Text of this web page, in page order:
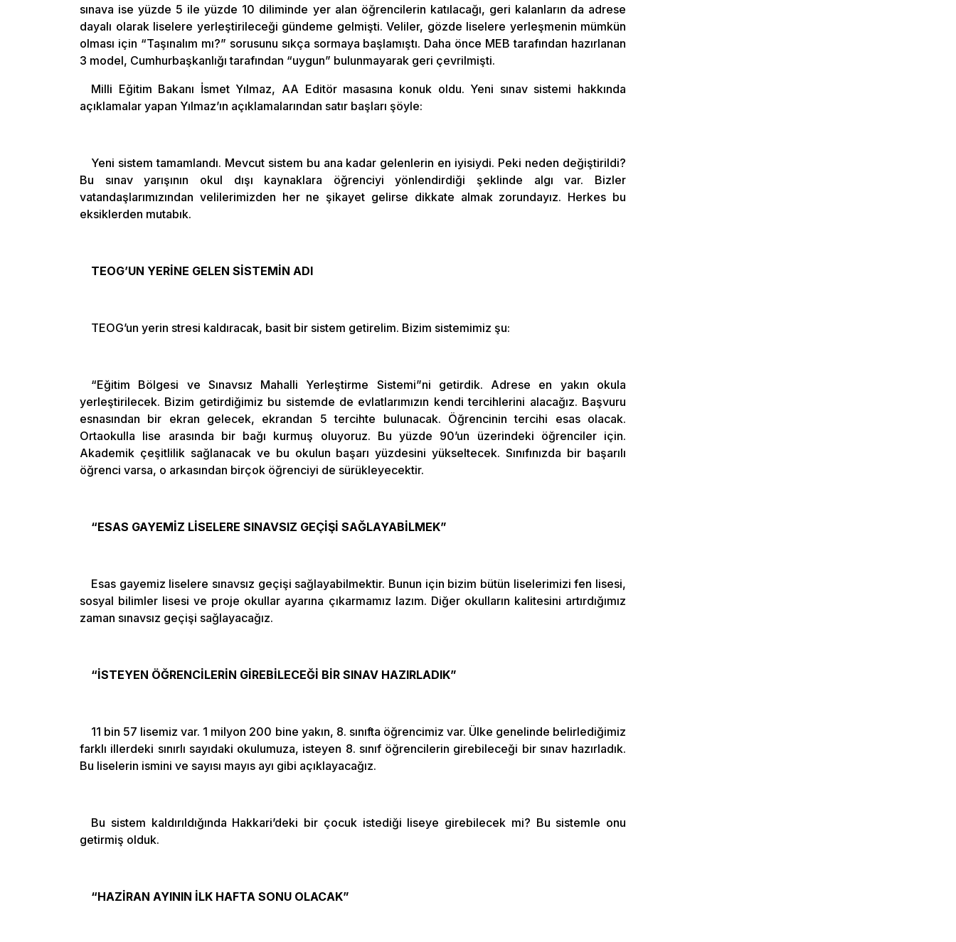
sınava ise yüzde 5 ile yüzde 10 diliminde yer alan öğrencilerin katılacağı, geri kalanların da adrese
dayalı olarak liselere yerleştirileceği gündeme gelmişti. Veliler, gözde liselere yerleşmenin mümkün
olması için “Taşınalım mı?” sorusunu sıkça sormaya başlamıştı. Daha önce MEB tarafından hazırlanan
3 model, Cumhurbaşkanlığı tarafından “uygun” bulunmayarak geri çevrilmişti.
Milli Eğitim Bakanı İsmet Yılmaz, AA Editör masasına konuk oldu. Yeni sınav sistemi hakkında
açıklamalar yapan Yılmaz’ın açıklamalarından satır başları şöyle:
Yeni sistem tamamlandı. Mevcut sistem bu ana kadar gelenlerin en iyisiydi. Peki neden değiştirildi?
Bu sınav yarışının okul dışı kaynaklara öğrenciyi yönlendirdiği şeklinde algı var. Bizler
vatandaşlarımızından velilerimizden her ne şikayet gelirse dikkate almak zorundayız. Herkes bu
eksiklerden mutabık.
TEOG’UN YERİNE GELEN SİSTEMİN ADI
TEOG’un yerin stresi kaldıracak, basit bir sistem getirelim. Bizim sistemimiz şu:
“Eğitim Bölgesi ve Sınavsız Mahalli Yerleştirme Sistemi”ni getirdik. Adrese en yakın okula
yerleştirilecek. Bizim getirdiğimiz bu sistemde de evlatlarımızın kendi tercihlerini alacağız. Başvuru
esnasından bir ekran gelecek, ekrandan 5 tercihte bulunacak. Öğrencinin tercihi esas olacak.
Ortaokulla lise arasında bir bağı kurmuş oluyoruz. Bu yüzde 90’un üzerindeki öğrenciler için.
Akademik çeşitlilik sağlanacak ve bu okulun başarı yüzdesini yükseltecek. Sınıfınızda bir başarılı
öğrenci varsa, o arkasından birçok öğrenciyi de sürükleyecektir.
“ESAS GAYEMİZ LİSELERE SINAVSIZ GEÇİŞİ SAĞLAYABİLMEK”
Esas gayemiz liselere sınavsız geçişi sağlayabilmektir. Bunun için bizim bütün liselerimizi fen lisesi,
sosyal bilimler lisesi ve proje okullar ayarına çıkarmamız lazım. Diğer okulların kalitesini artırdığımız
zaman sınavsız geçişi sağlayacağız.
“İSTEYEN ÖĞRENCİLERİN GİREBİLECEĞİ BİR SINAV HAZIRLADIK”
11 bin 57 lisemiz var. 1 milyon 200 bine yakın, 8. sınıfta öğrencimiz var. Ülke genelinde belirlediğimiz
farklı illerdeki sınırlı sayıdaki okulumuza, isteyen 8. sınıf öğrencilerin girebileceği bir sınav hazırladık.
Bu liselerin ismini ve sayısı mayıs ayı gibi açıklayacağız.
Bu sistem kaldırıldığında Hakkari’deki bir çocuk istediği liseye girebilecek mi? Bu sistemle onu
getirmiş olduk.
“HAZİRAN AYININ İLK HAFTA SONU OLACAK”